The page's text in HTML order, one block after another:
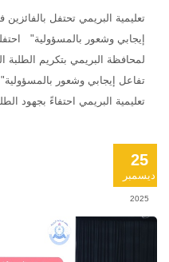
تعليمية البريمي تحتفل
إيجابي وشعور بالمسؤولية"
لمحافظة البريمي بتكريم
تعليمية البريمي احتفاءً بجهود
25
ديسمبر
2025